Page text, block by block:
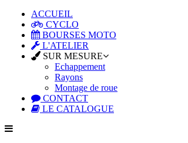
ACCUEIL
CYCLO
BOURSES MOTO
L'ATELIER
SUR MESURE
Echappement
Rayons
Montage de roue
CONTACT
LE CATALOGUE